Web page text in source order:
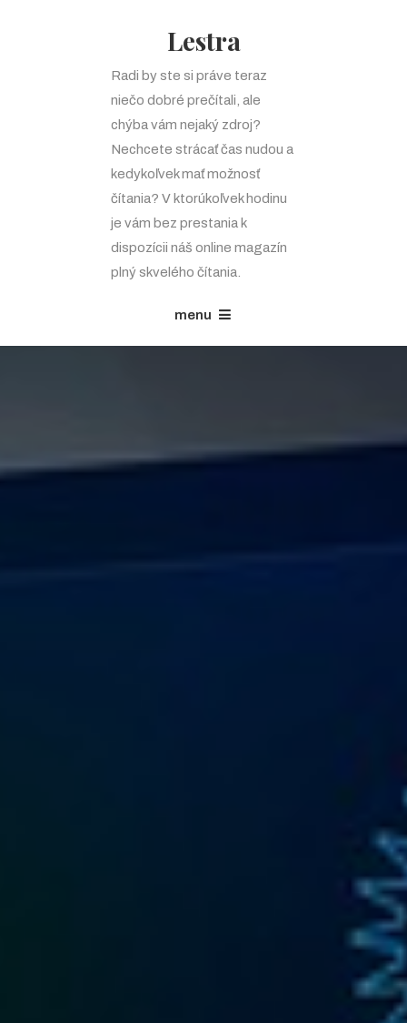
Lestra
Radi by ste si práve teraz
niečo dobré prečítali, ale
chýba vám nejaký zdroj?
Nechcete strácať čas nudou a
kedykoľvek mať možnosť
čítania? V ktorúkoľvek hodinu
je vám bez prestania k
dispozícii náš online magazín
plný skvelého čítania.
menu